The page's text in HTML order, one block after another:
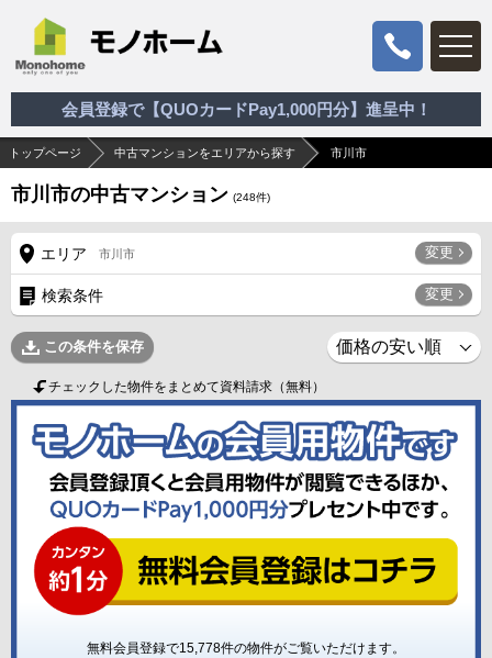
会員登録で【QUOカードPay1,000円分】進呈中！
トップページ 中古マンションをエリアから探す 市川市
市川市の中古マンション (248件)
エリア 市川市 変更
検索条件 変更
この条件を保存
チェックした物件をまとめて資料請求（無料）
無料会員登録で15,778件の物件がご覧いただけます。